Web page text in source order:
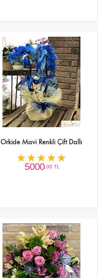
Orkide Mavi Renkli Çift Dallı
5000,00 TL